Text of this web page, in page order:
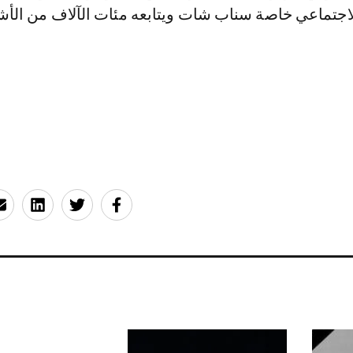
خاصة سناب شات ويتابعه مئات الآلاف من